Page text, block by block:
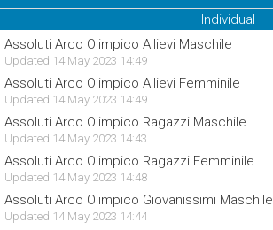
Individual
Assoluti Arco Olimpico Allievi Maschile
Updated 14 May 2023 14:49
Assoluti Arco Olimpico Allievi Femminile
Updated 14 May 2023 14:49
Assoluti Arco Olimpico Ragazzi Maschile
Updated 14 May 2023 14:43
Assoluti Arco Olimpico Ragazzi Femminile
Updated 14 May 2023 14:48
Assoluti Arco Olimpico Giovanissimi Maschile
Updated 14 May 2023 14:44